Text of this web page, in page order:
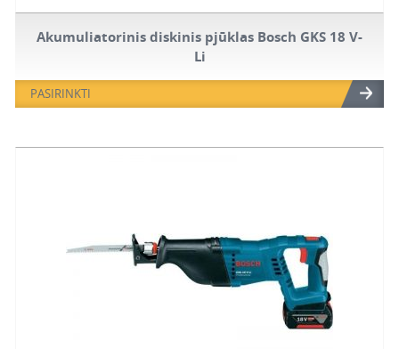
Akumuliatorinis diskinis pjūklas Bosch GKS 18 V-
Li
PASIRINKTI